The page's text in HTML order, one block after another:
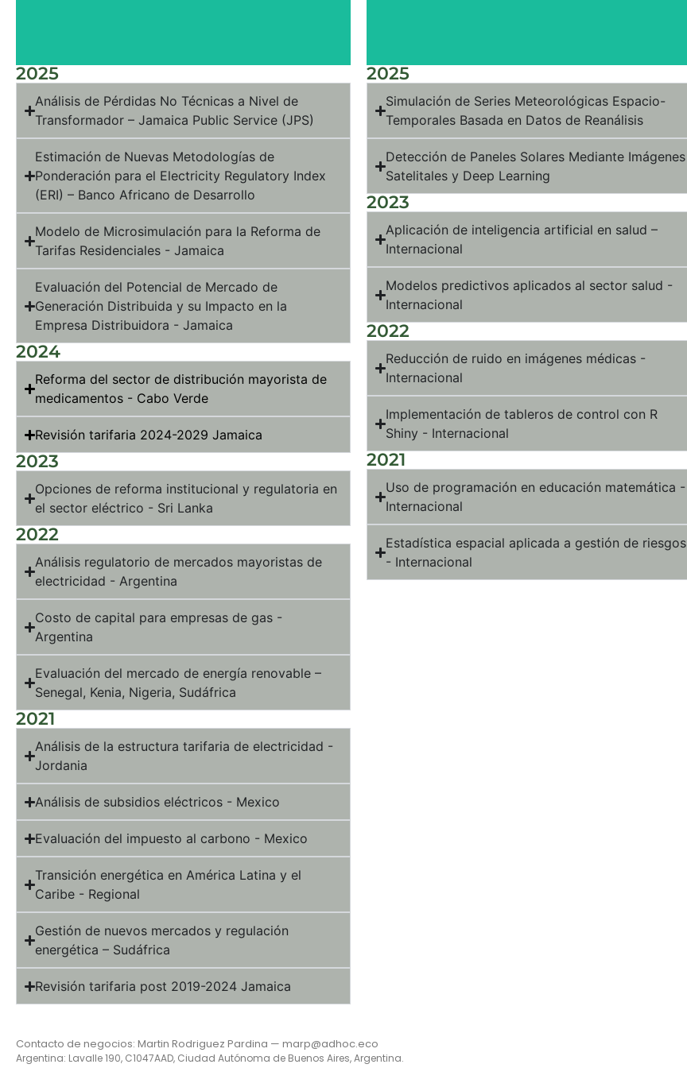
2025
Análisis de Pérdidas No Técnicas a Nivel de
Transformador – Jamaica Public Service (JPS)
Estimación de Nuevas Metodologías de
Ponderación para el Electricity Regulatory Index
(ERI) – Banco Africano de Desarrollo
Modelo de Microsimulación para la Reforma de
Tarifas Residenciales - Jamaica
Evaluación del Potencial de Mercado de
Generación Distribuida y su Impacto en la
Empresa Distribuidora - Jamaica
2024
Reforma del sector de distribución mayorista de
medicamentos - Cabo Verde
Revisión tarifaria 2024-2029 Jamaica
2023
Opciones de reforma institucional y regulatoria en
el sector eléctrico - Sri Lanka
2022
Análisis regulatorio de mercados mayoristas de
electricidad - Argentina
Costo de capital para empresas de gas -
Argentina
Evaluación del mercado de energía renovable –
Senegal, Kenia, Nigeria, Sudáfrica
2021
Análisis de la estructura tarifaria de electricidad -
Jordania
Análisis de subsidios eléctricos - Mexico
Evaluación del impuesto al carbono - Mexico
Transición energética en América Latina y el
Caribe - Regional
Gestión de nuevos mercados y regulación
energética – Sudáfrica
Revisión tarifaria post 2019-2024 Jamaica
2025
Simulación de Series Meteorológicas Espacio-
Temporales Basada en Datos de Reanálisis
Detección de Paneles Solares Mediante Imágenes
Satelitales y Deep Learning
2023
Aplicación de inteligencia artificial en salud –
Internacional
Modelos predictivos aplicados al sector salud -
Internacional
2022
Reducción de ruido en imágenes médicas -
Internacional
Implementación de tableros de control con R
Shiny - Internacional
2021
Uso de programación en educación matemática -
Internacional
Estadística espacial aplicada a gestión de riesgos
- Internacional
Contacto de negocios: Martin Rodriguez Pardina — marp@adhoc.eco
Argentina: Lavalle 190, C1047AAD, Ciudad Autónoma de Buenos Aires, Argentina.